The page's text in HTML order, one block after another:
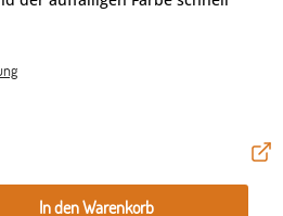
In den Warenkorb